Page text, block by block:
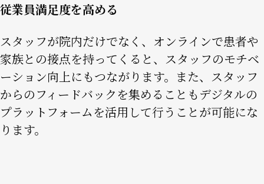
従業員満足度を高める
スタッフが院内だけでなく、オンラインで患者や
家族との接点を持ってくると、スタッフのモチベ
ーション向上にもつながります。また、スタッフ
からのフィードバックを集めることもデジタルの
プラットフォームを活用して行うことが可能にな
ります。